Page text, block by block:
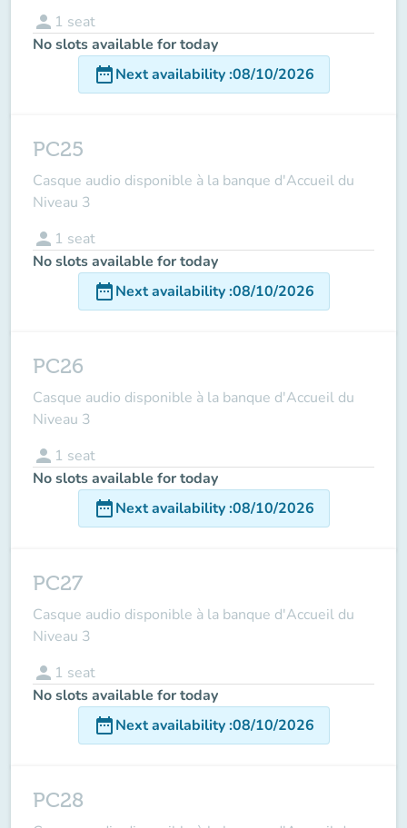
person 1 seat
No slots available for today
date_rangeNext availability:08/10/2026
PC25
Casque audio disponible à la banque d'Accueil du
Niveau 3
person 1 seat
No slots available for today
date_rangeNext availability:08/10/2026
PC26
Casque audio disponible à la banque d'Accueil du
Niveau 3
person 1 seat
No slots available for today
date_rangeNext availability:08/10/2026
PC27
Casque audio disponible à la banque d'Accueil du
Niveau 3
person 1 seat
No slots available for today
date_rangeNext availability:08/10/2026
PC28